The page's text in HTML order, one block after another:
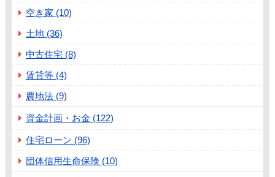
空き家 (10)
土地 (36)
中古住宅 (8)
賃貸等 (4)
農地法 (9)
資金計画・お金 (122)
住宅ローン (96)
団体信用生命保険 (10)